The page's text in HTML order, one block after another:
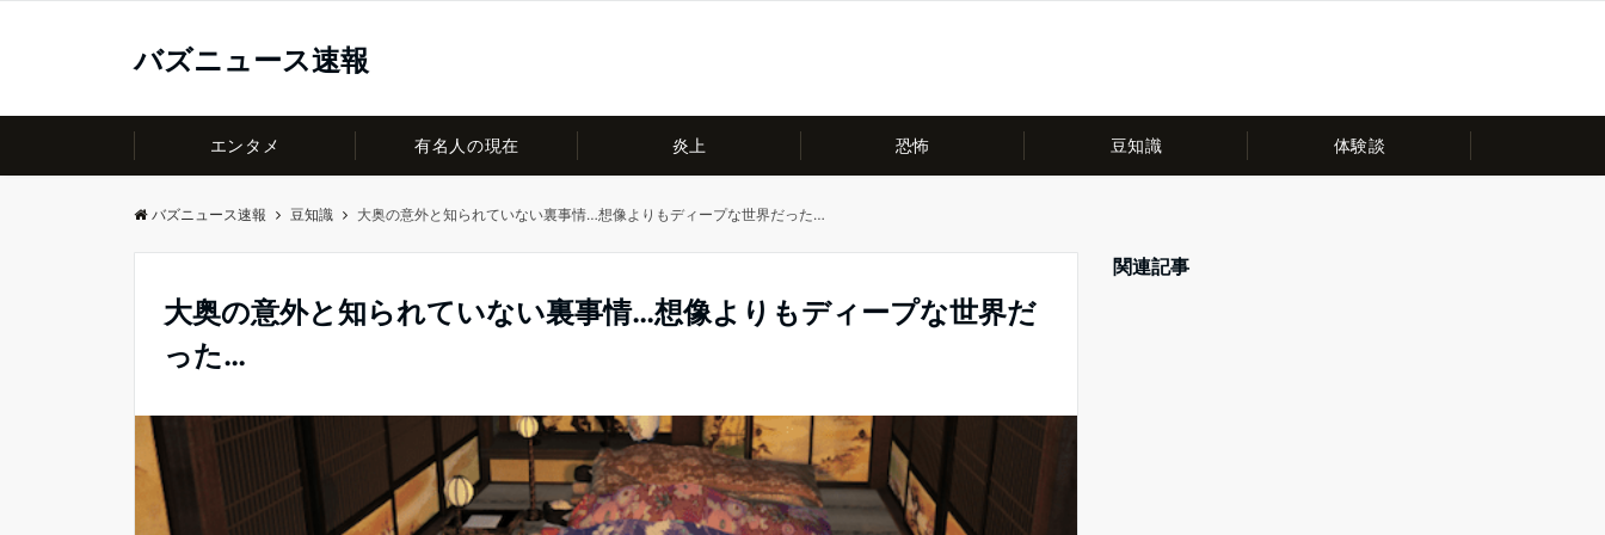
バズニュース速報
エンタメ 有名人の現在 炎上 恐怖 豆知識 体験談
バズニュース速報 豆知識 大奥の意外と知られていない裏事情…想像よりもディープな世界だった…
大奥の意外と知られていない裏事情…想像よりもディープな世界だ
った…
関連記事